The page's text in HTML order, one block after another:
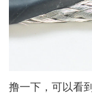
撸一下，可以看